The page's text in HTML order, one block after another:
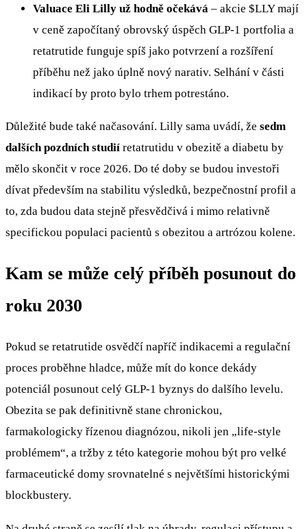
Valuace Eli Lilly už hodně očekává – akcie $LLYmají
v ceně započítaný obrovský úspěch GLP-1 portfolia a
retatrutide funguje spíš jako potvrzení a rozšíření
příběhu než jako úplně nový narativ. Selhání v části
indikací by proto bylo trhem potrestáno.
Důležité bude také načasování. Lilly sama uvádí, že sedm
dalších pozdních studií retatrutidu v obezitě a diabetu by
mělo skončit v roce 2026. Do té doby se budou investoři
dívat především na stabilitu výsledků, bezpečnostní profil a
to, zda budou data stejně přesvědčivá i mimo relativně
specifickou populaci pacientů s obezitou a artrózou kolene.
Kam se může celý příběh posunout do
roku 2030
Pokud se retatrutide osvědčí napříč indikacemi a regulační
proces proběhne hladce, může mít do konce dekády
potenciál posunout celý GLP-1 byznys do dalšího levelu.
Obezita se pak definitivně stane chronickou,
farmakologicky řízenou diagnózou, nikoli jen „life-style
problémem“, a tržby z této kategorie mohou být pro velké
farmaceutické domy srovnatelné s největšími historickými
blockbustery.